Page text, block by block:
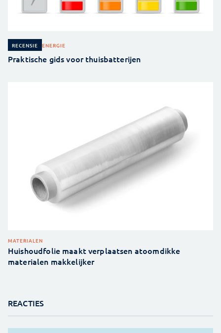
RECENSIE ENERGIE
Praktische gids voor thuisbatterijen
MATERIALEN
Huishoudfolie maakt verplaatsen atoomdikke
materialen makkelijker
REACTIES